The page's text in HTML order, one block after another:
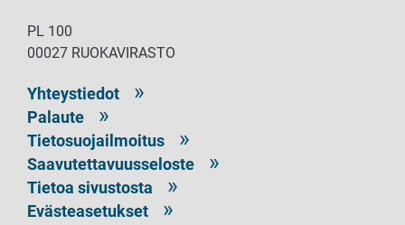
PL 100
00027 RUOKAVIRASTO
Yhteystiedot
Palaute
Tietosuojailmoitus
Saavutettavuusseloste
Tietoa sivustosta
Evästeasetukset